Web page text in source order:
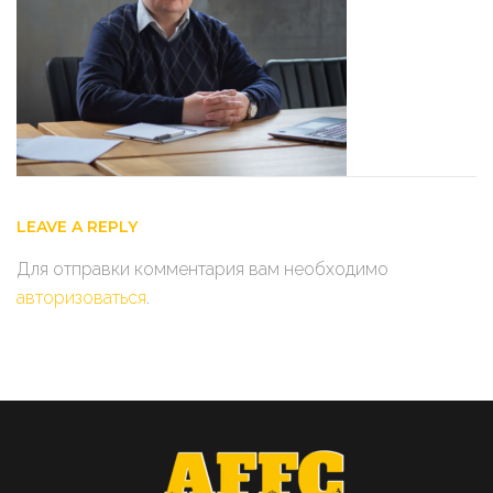
LEAVE A REPLY
Для отправки комментария вам необходимо
авторизоваться.